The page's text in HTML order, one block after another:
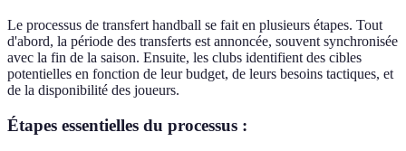
Le processus de transfert handball se fait en plusieurs étapes. Tout
d'abord, la période des transferts est annoncée, souvent synchronisée
avec la fin de la saison. Ensuite, les clubs identifient des cibles
potentielles en fonction de leur budget, de leurs besoins tactiques, et
de la disponibilité des joueurs.
Étapes essentielles du processus :